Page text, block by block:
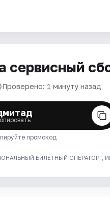
сервисный
Проверено: 1 минуту назад
промокод
БИЛЕТНЫЙ ОПЕРАТОР",